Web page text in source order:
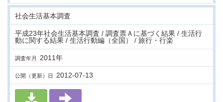
社会生活基本調査
平成23年社会生活基本調査 / 調査票Ａに基づく結果 / 生活行
動に関する結果 / 生活行動編（全国） / 旅行・行楽
調査年月 2011年
公開（更新）日 2012-07-13